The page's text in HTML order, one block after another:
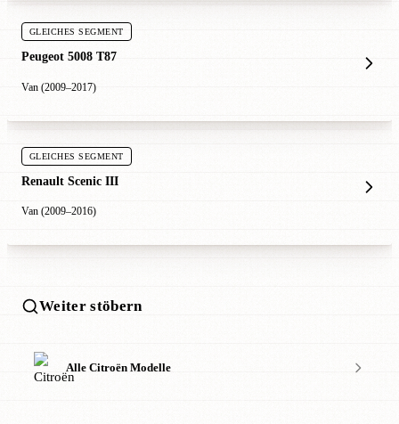
GLEICHES SEGMENT
Peugeot 5008 T87
Van (2009–2017)
GLEICHES SEGMENT
Renault Scenic III
Van (2009–2016)
Weiter stöbern
Alle Citroën Modelle